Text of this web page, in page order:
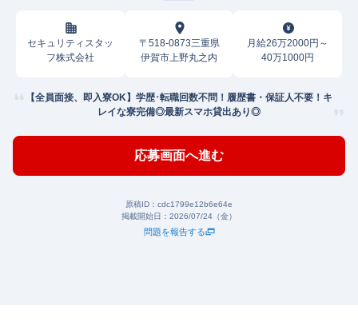
セキュリティスタッ
フ株式会社
〒518-0873三重県
伊賀市上野丸之内
月給26万2000円～
40万1000円
【全員面接、即入寮OK】学歴･転職回数不問！履歴書・保証人不要！キ
レイな寮完備◎最新スマホ貸出あり◎
応募画面へ進む
原稿ID： cdc1799e12b6e64e
掲載開始日： 2026/07/24（金）
問題を報告する